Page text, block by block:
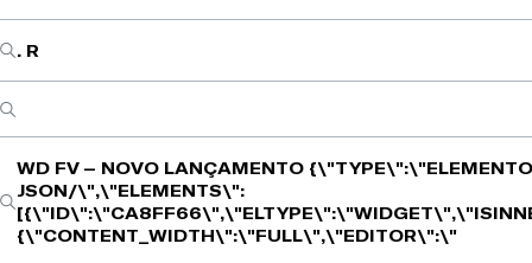
. R
WD FV – NOVO LANÇAMENTO
JSON/\",\"ELEMENTS\":
{\"CONTENT_WIDTH\":\"FULL\",\"EDITOR\":\"